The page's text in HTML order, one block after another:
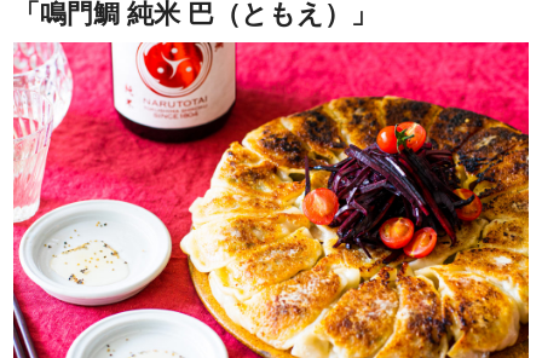
「鳴門鯛 純米 巴（ともえ）」